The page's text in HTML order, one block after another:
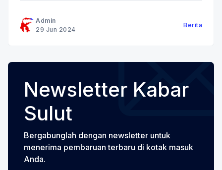
Agustus ini bertepatan dengan perayaan
Admin
29 Jun 2024
Berita
Newsletter Kabar
Sulut
Bergabunglah dengan newsletter untuk
menerima pembaruan terbaru di kotak masuk
Anda.